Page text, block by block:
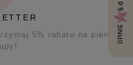
5% rabatu na pierwsze
OPINIE
5.0